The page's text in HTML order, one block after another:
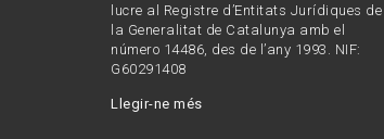
lucre al Registre d’Entitats Jurídiques de
la Generalitat de Catalunya amb el
número 14486, des de l’any 1993. NIF:
G60291408
Llegir-ne més